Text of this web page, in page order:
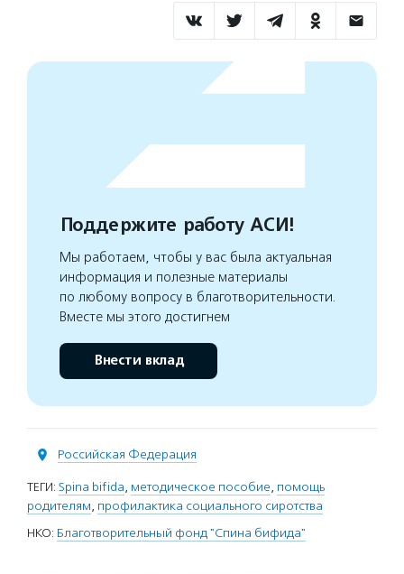
Поддержите работу АСИ!
Мы работаем, чтобы у вас была актуальная
информация и полезные материалы
по любому вопросу в благотворительности.
Вместе мы этого достигнем
Внести вклад
Российская Федерация
ТЕГИ: Spina bifida, методическое пособие, помощь
родителям, профилактика социального сиротства
НКО: Благотворительный фонд "Спина бифида"